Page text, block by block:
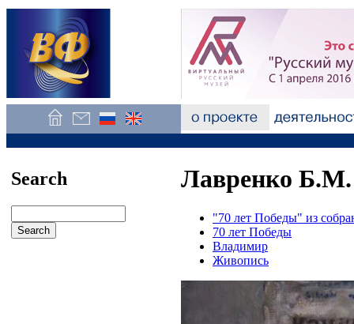
Search Лавренко Б.М.
"70 лет Победы" из
70 лет Победы
Владимир
Живопись